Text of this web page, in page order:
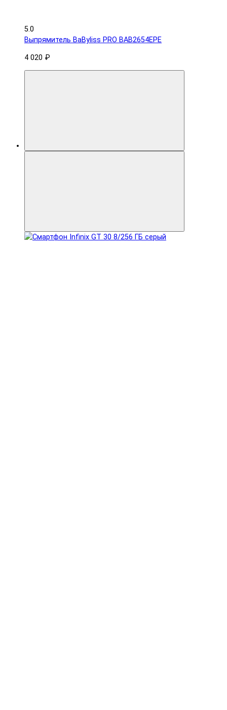
5.0
Выпрямитель BaByliss PRO BAB2654EPE
4 020 ₽